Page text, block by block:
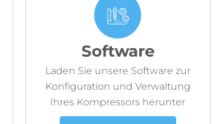
Software
Laden Sie unsere Software zur
Konfiguration und Verwaltung
Ihres Kompressors herunter